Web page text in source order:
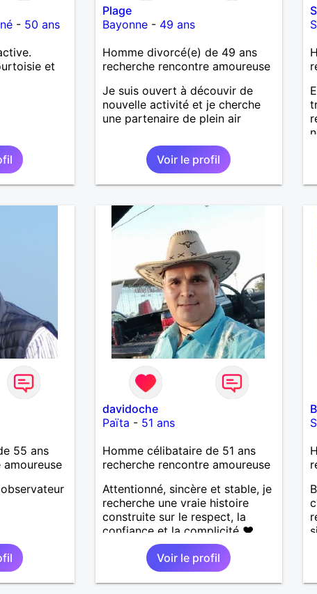
- 50 ans
et
Plage
Bayonne- 49 ans
Homme divorcé(e) de 49 ans
recherche rencontre amoureuse
Je suis ouvert à découvir de
nouvelle activité et je cherche
une partenaire de plein air
Voir le profil
55 ans
davidoche
Païta - 51 ans
Homme célibataire de 51 ans
recherche rencontre amoureuse
Attentionné, sincère et stable, je
recherche une vraie histoire
construite sur le respect, la
confiance et la complicité ❤️
J’aime les choses simples de la
vie : la nature, la mer, les
moments authentiques et les
personnes au grand cœur 🌊🌿
Voir le profil